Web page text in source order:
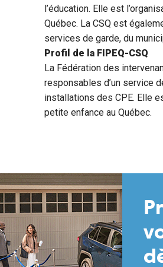
l’éducation. Elle est
Québec. La CSQ est
services de garde, du
Profil de la FIPEQ-CSQ
La Fédération des
responsables d’un service
installations des CPE. Elle
petite enfance au Québec.